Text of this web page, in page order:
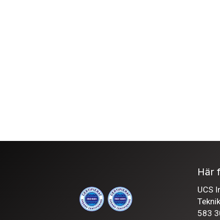
Här
UCS
583